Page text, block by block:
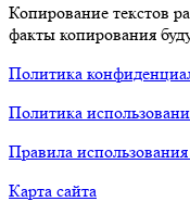
Копирование текстов
факты копирования
Политика
Политика
Правила использования
Карта сайта